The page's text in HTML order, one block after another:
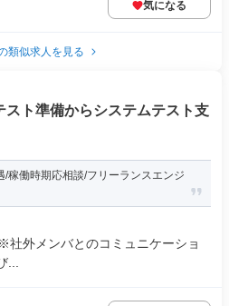
気になる
類似求人を見る
スト準備からシステムテスト支
/稼働時期応相談/フリーランスエンジ
外メンバとのコミュニケーショ